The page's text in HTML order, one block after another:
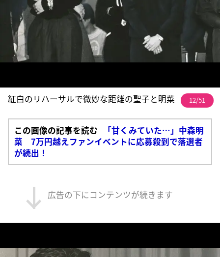
紅白のリハーサルで微妙な距離の聖子と明菜 12/51
この画像の記事を読む
「甘くみていた…」中森明
菜 7万円越えファンイベントに応募殺到で落選者
が続出！
広告の下にコンテンツが続きます